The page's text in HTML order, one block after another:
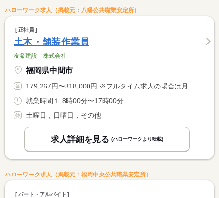
ハローワーク求人（掲載元：八幡公共職業安定所）
正社員
土木・舗装作業員
友希建設 株式会社
福岡県中間市
179,267円〜318,000円 ※フルタイム求人の場合は月額（換算額）、パート求人の場合は時間額を表示しています。
就業時間１ 8時00分〜17時00分
土曜日，日曜日，その他
求人詳細を見る (ハローワークより転載)
ハローワーク求人（掲載元：福岡中央公共職業安定所）
パート・アルバイト